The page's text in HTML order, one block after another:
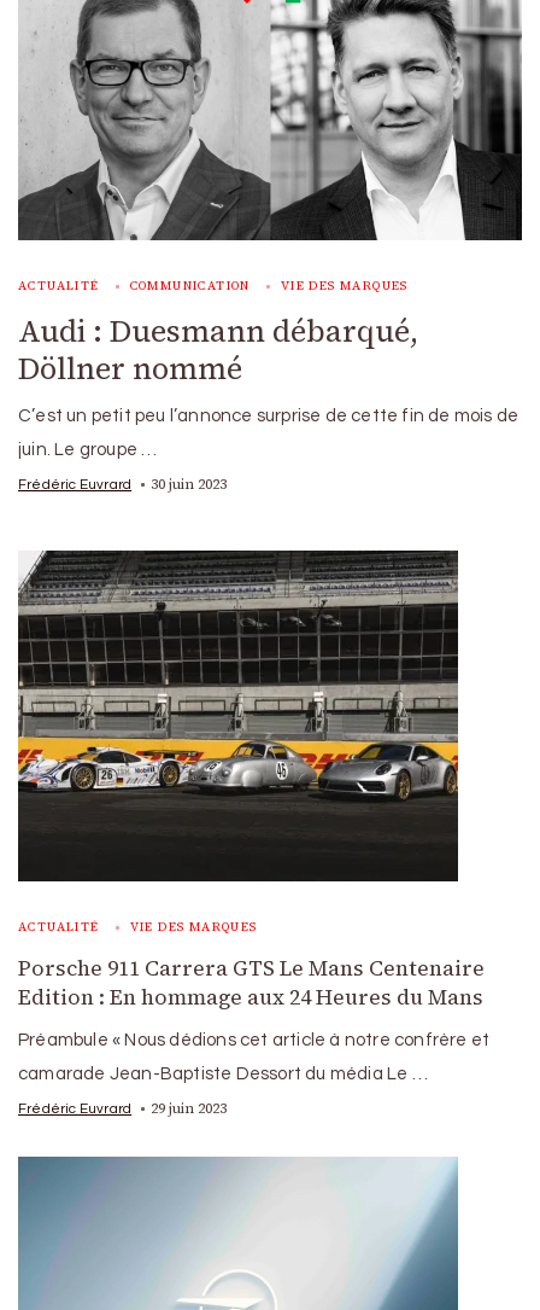
ACTUALITÉ COMMUNICATION VIE DES MARQUES
Audi : Duesmann débarqué,
Döllner nommé
C’est un petit peu l’annonce surprise de cette fin de mois de
juin. Le groupe …
Frédéric Euvrard 30 juin 2023
ACTUALITÉ VIE DES MARQUES
Porsche 911 Carrera GTS Le Mans Centenaire
Edition : En hommage aux 24 Heures du Mans
Préambule « Nous dédions cet article à notre confrère et
camarade Jean-Baptiste Dessort du média Le …
Frédéric Euvrard 29 juin 2023